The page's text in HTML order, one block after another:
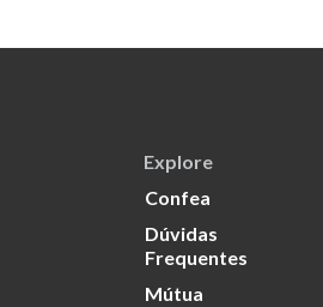
Explore
Confea
Dúvidas
Frequentes
Mútua